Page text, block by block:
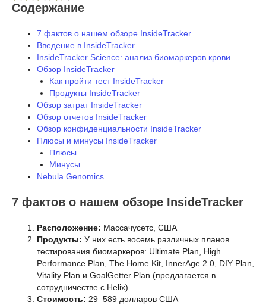
Содержание
7 фактов о нашем обзоре InsideTracker
Введение в InsideTracker
InsideTracker Science: анализ биомаркеров крови
Обзор InsideTracker
Как пройти тест InsideTracker
Продукты InsideTracker
Обзор затрат InsideTracker
Обзор отчетов InsideTracker
Обзор конфиденциальности InsideTracker
Плюсы и минусы InsideTracker
Плюсы
Минусы
Nebula Genomics
7 фактов о нашем обзоре InsideTracker
Расположение: Массачусетс, США
Продукты: У них есть восемь различных планов
тестирования биомаркеров: Ultimate Plan, High
Performance Plan, The Home Kit, InnerAge 2.0, DIY Plan,
Vitality Plan и GoalGetter Plan (предлагается в
сотрудничестве с Helix)
Стоимость: 29–589 долларов США